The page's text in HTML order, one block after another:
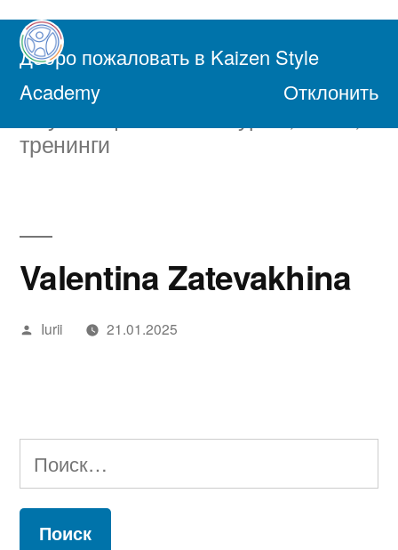
Добро пожаловать в Kaizen Style
Academy
Отклонить
Перейти
содержимому
Академия Осознанной Жизни
тренинги
Valentina Zatevakhina
Написано
Iurii 21.01.2025
Найти: